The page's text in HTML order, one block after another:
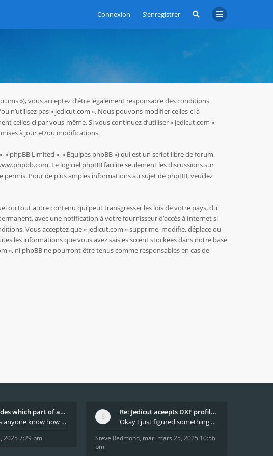
Connexion S’enregistrer
»), vous acceptez d’être légalement responsable des conditions
n’utilisez pas « jedicut.com ». Nous pouvons modifier celles-ci à
celles-ci par vous-même. Si vous continuez d’utiliser « jedicut.com »
à jour et/ou modifications.
« phpBB Limited », « Équipes phpBB ») qui est un script libre de forum,
. Le logiciel phpBB facilite seulement les discussions sur
Pour de plus amples informations au sujet de phpBB, veuillez
ou tout autre contenu qui peut transgresser les lois de votre pays, du
avec une notification à votre fournisseur d’accès à Internet si
Vous acceptez que « jedicut.com » supprime, modifie, déplace ou
les informations que vous avez saisies soient stockées dans notre base
», ni phpBB ne pourront être tenus comme responsables en cas de
What decides which part of an airfoil is the extra
Hi All, does anyone know how Jedicut decides which
2025 7:29 pm
Re: Jedicut aceepts DXF profile, but It won't cut
Okay I just figured something out. The profile p
Steve Redmond, mar. mars 25, 2025 10:56
pm